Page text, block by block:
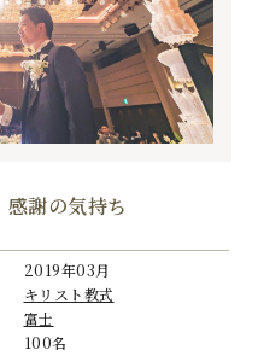
謝の気持ち
2019年03月
キリスト教式
富士
100名